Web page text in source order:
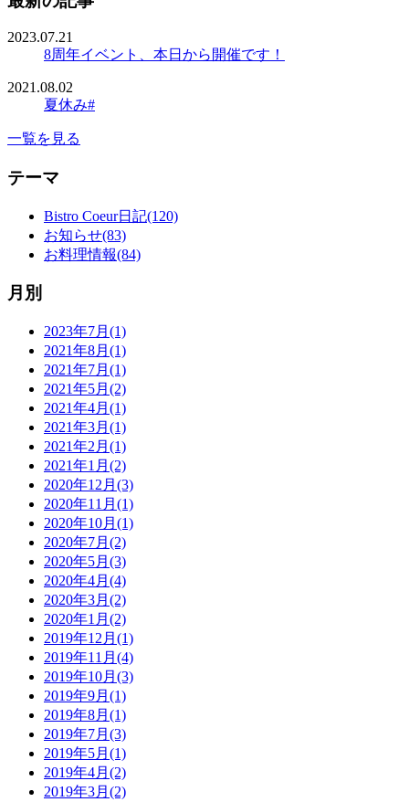
2023.07.21
8周年イベント、本日から開催です！
2021.08.02
夏休み#
一覧を見る
テーマ
Bistro Coeur日記(120)
お知らせ(83)
お料理情報(84)
月別
2023年7月(1)
2021年8月(1)
2021年7月(1)
2021年5月(2)
2021年4月(1)
2021年3月(1)
2021年2月(1)
2021年1月(2)
2020年12月(3)
2020年11月(1)
2020年10月(1)
2020年7月(2)
2020年5月(3)
2020年4月(4)
2020年3月(2)
2020年1月(2)
2019年12月(1)
2019年11月(4)
2019年10月(3)
2019年9月(1)
2019年8月(1)
2019年7月(3)
2019年5月(1)
2019年4月(2)
2019年3月(2)